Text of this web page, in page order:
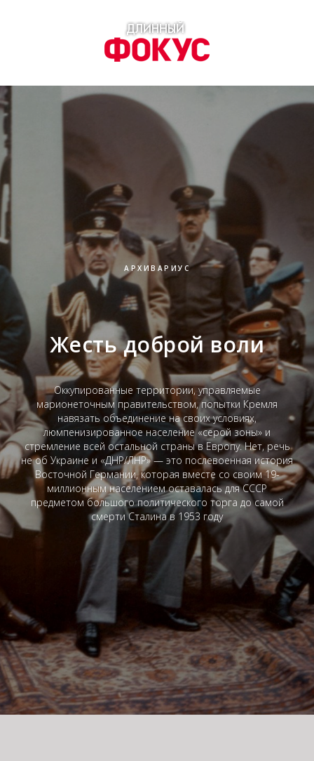
АРХИВАРИУС
Жесть доброй воли
Оккупированные территории, управляемые
марионеточным правительством, попытки Кремля
навязать объединение на своих условиях,
люмпенизированное население «серой зоны» и
стремление всей остальной страны в Европу. Нет, речь
не об Украине и «ДНР/ЛНР» — это послевоенная история
Восточной Германии, которая вместе со своим 19-
миллионным населением оставалась для СССР
предметом большого политического торга до самой
смерти Сталина в 1953 году